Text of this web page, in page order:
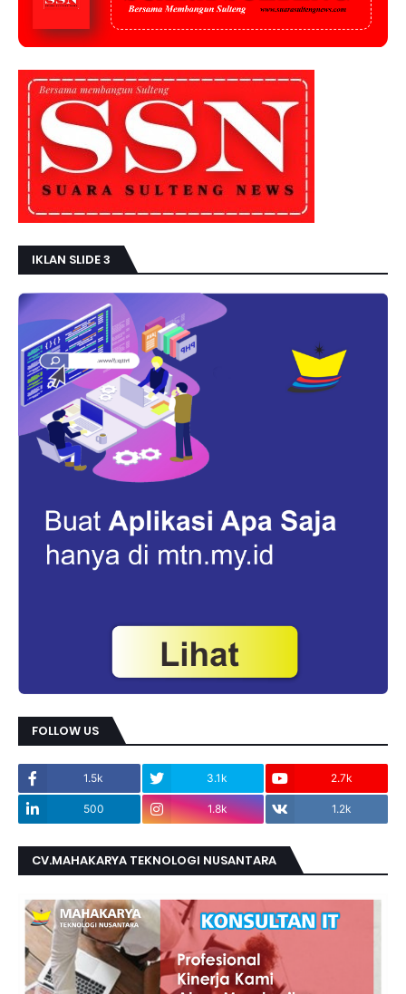
IKLAN SLIDE 3
FOLLOW US
1.5k 3.1k 2.7k
500 1.8k 1.2k
CV.MAHAKARYA TEKNOLOGI NUSANTARA